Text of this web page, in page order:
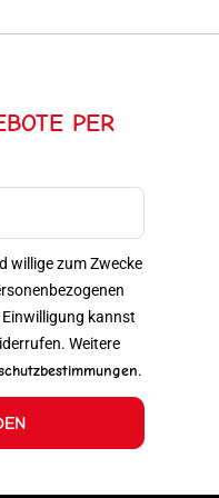
PER
willige zum Zwecke
kannst
Weitere
.